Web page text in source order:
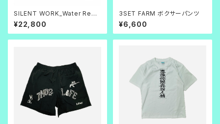
SILENT WORK_Water Repe
llent Track Jacket
¥22,800
3SET FARM ボクサーパンツ
¥6,600